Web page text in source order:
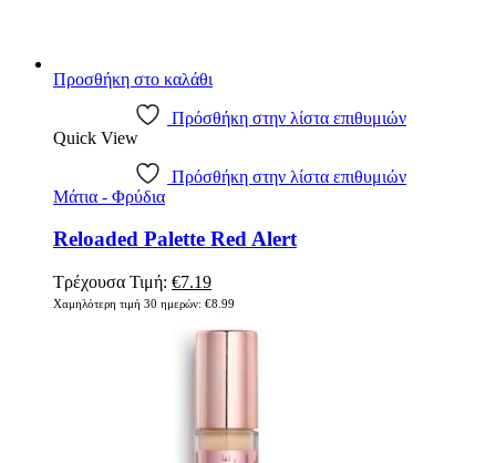
Προσθήκη στο καλάθι
Πρόσθήκη στην λίστα επιθυμιών
Quick View
Πρόσθήκη στην λίστα επιθυμιών
Μάτια - Φρύδια
Reloaded Palette Red Alert
Τρέχουσα Τιμή: Original
price
€8.99.
€7.19Η
τρέχουσα
είναι:
Χαμηλότερη τιμή 30 ημερών: €8.99